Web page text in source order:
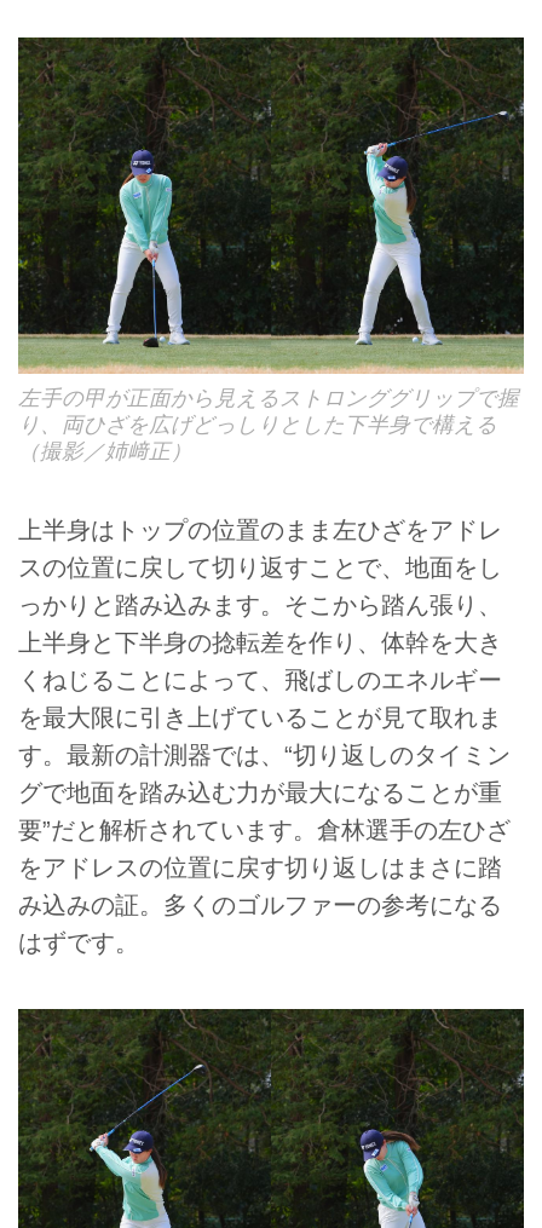
左手の甲が正面から見えるストロンググリップで握
り、両ひざを広げどっしりとした下半身で構える
（撮影／姉﨑正）
上半身はトップの位置のまま左ひざをアドレ
スの位置に戻して切り返すことで、地面をし
っかりと踏み込みます。そこから踏ん張り、
上半身と下半身の捻転差を作り、体幹を大き
くねじることによって、飛ばしのエネルギー
を最大限に引き上げていることが見て取れま
す。最新の計測器では、“切り返しのタイミン
グで地面を踏み込む力が最大になることが重
要”だと解析されています。倉林選手の左ひざ
をアドレスの位置に戻す切り返しはまさに踏
み込みの証。多くのゴルファーの参考になる
はずです。